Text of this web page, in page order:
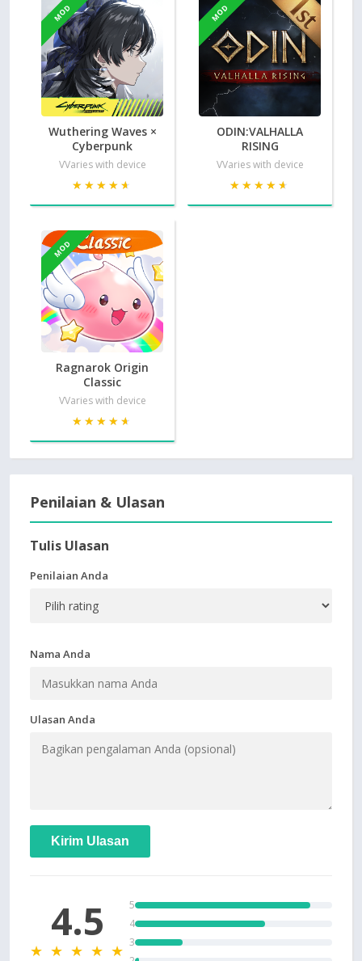
MOD
Wuthering Waves ×
Cyberpunk
VVaries with device
★★★★★
★★★★★
MOD
ODIN:VALHALLA
RISING
VVaries with device
★★★★★
★★★★★
MOD
Ragnarok Origin
Classic
VVaries with device
★★★★★
★★★★★
Penilaian & Ulasan
Tulis Ulasan
Penilaian Anda
Nama Anda
Ulasan Anda
Kirim Ulasan
4.5
★ ★ ★ ★ ★
5
4
3